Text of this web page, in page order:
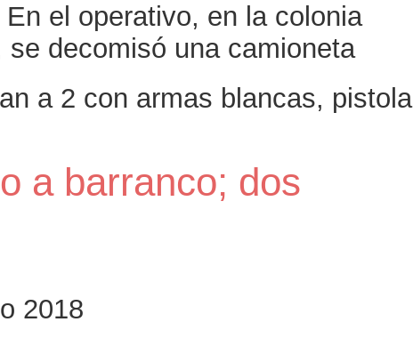
el operativo, en la colonia
se decomisó una camioneta
a 2 con armas blancas, pistola
a barranco; dos
2018